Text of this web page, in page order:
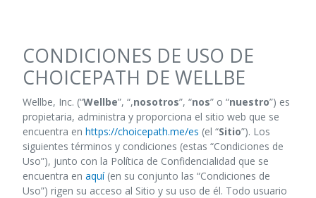
CONDICIONES DE USO DE
CHOICEPATH DE WELLBE
Wellbe, Inc. (“Wellbe”, “,nosotros”, “nos” o “nuestro”) es
propietaria, administra y proporciona el sitio web que se
encuentra en https://choicepath.me/es (el “Sitio”). Los
siguientes términos y condiciones (estas “Condiciones de
Uso”), junto con la Política de Confidencialidad que se
encuentra en aquí(en su conjunto las “Condiciones de
Uso”) rigen su acceso al Sitio y su uso de él. Todo usuario